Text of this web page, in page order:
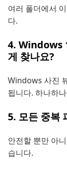
여러 폴더에서
다.
4. Windows
게 찾나요?
Windows 사진
됩니다. 하나하
5. 모든 중복
안전할 뿐만 아
습니다.